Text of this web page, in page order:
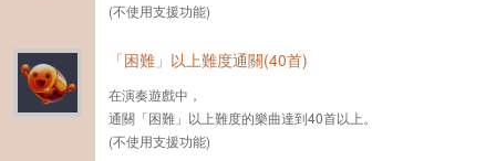
(不使用支援功能)
「困難」以上難度通關(40首)
在演奏遊戲中，
通關「困難」以上難度的樂曲達到40首以上。
(不使用支援功能)